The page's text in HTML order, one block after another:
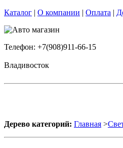
Каталог | О компании | Оплата |
Телефон: +7(908)911-66-15
Владивосток
Дерево категорий: Главная >